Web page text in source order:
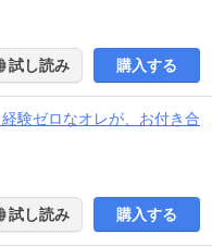
試し読み 購入する
験ゼロなオレが、お付き合
試し読み 購入する